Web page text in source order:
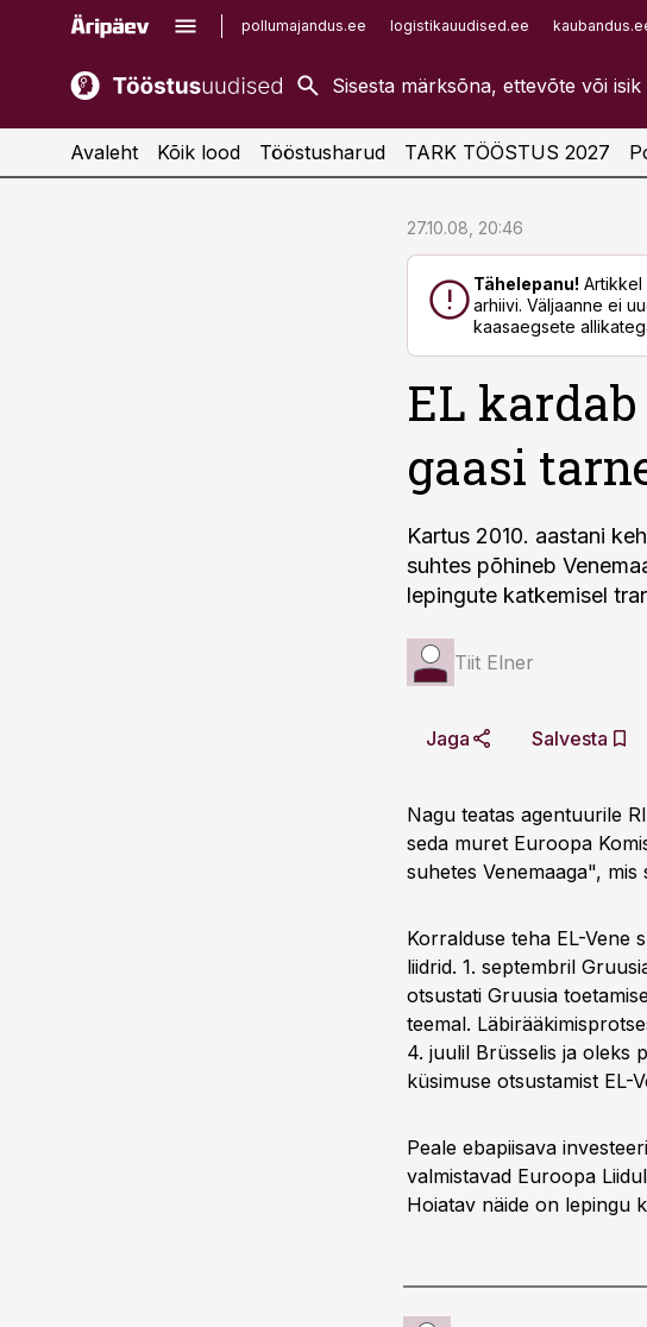
pollumajandus.ee logistikauudised.ee
kaubandus.ee
kinnisvarauudised.ee
imelineajalugu.ee
Infopank
Avaleht Kõik lood Tööstusharud TARK TÖÖSTUS 2027
27.10.08, 20:46
Tähelepanu! Artikkel
arhiivi. Väljaanne ei
kaasaegsete
EL
gaasi
Kartus 2010. aastani
suhtes põhineb
lepingute katkemisel
Tiit Elner
Jaga Salvesta
Nagu teatas agentuurile
seda muret Euroopa
suhetes Venemaaga", mis
Korralduse teha EL-Vene
liidrid. 1. septembril
otsustati Gruusia
teemal.
4. juulil Brüsselis ja oleks
küsimuse otsustamist EL-
Peale ebapiisava
valmistavad Euroopa
Hoiatav näide on lepingu